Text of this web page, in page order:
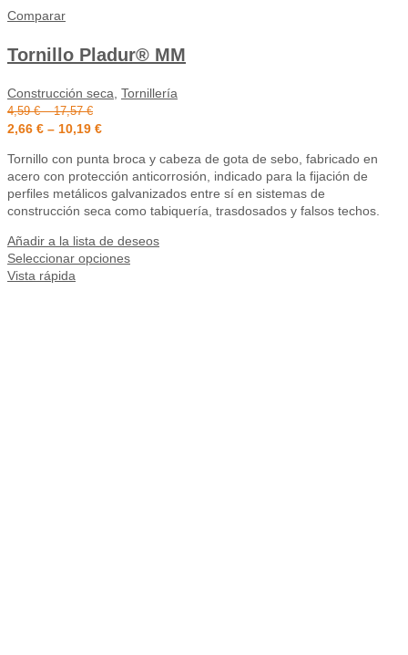
Comparar
Tornillo Pladur® MM
Construcción seca Tornillería
4,59€–17,57€
2,66 € – 10,19 €
Tornillo con punta broca y cabeza de gota de sebo, fabricado en
acero con protección anticorrosión, indicado para la fijación de
perfiles metálicos galvanizados entre sí en sistemas de
construcción seca como tabiquería, trasdosados y falsos techos.
Añadir a la lista de deseos
Seleccionar opciones
Vista rápida